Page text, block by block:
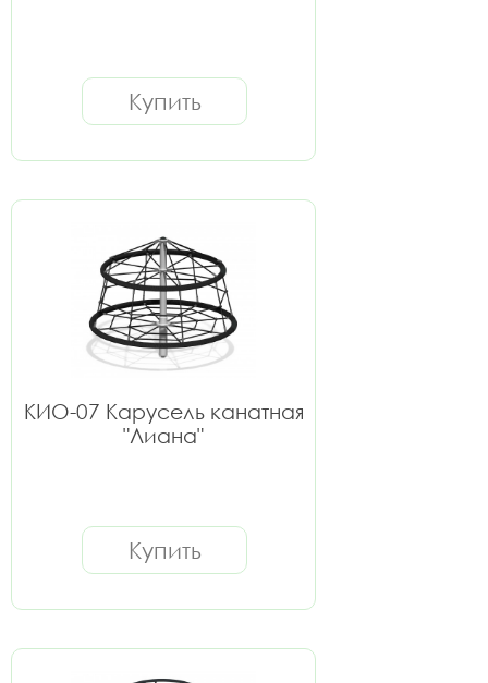
Купить
КИО-07 Карусель канатная
"Лиана"
Купить